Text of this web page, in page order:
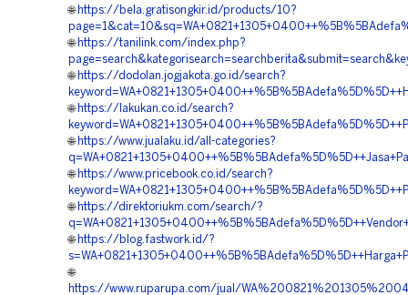
🌐 https://bela.gratisongkir.id/products/10?
🌐 https://tanilink.com/index.php?
🌐 https://dodolan.jogjakota.go.id/search?
🌐 https://lakukan.co.id/search?
🌐 https://www.jualaku.id/all-categories?
🌐 https://www.pricebook.co.id/search?
🌐 https://direktoriukm.com/search/?
🌐 https://blog.fastwork.id/?
🌐
https://www.ruparupa.com/jual/